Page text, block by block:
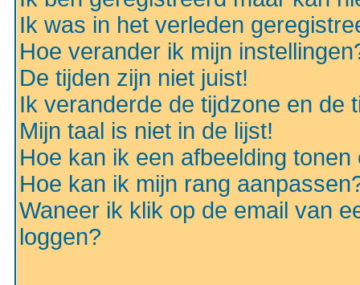
Ik was in het verleden
Hoe verander ik mijn
De tijden zijn niet juist!
Ik veranderde de tijdzone en de
Mijn taal is niet in de lijst!
Hoe kan ik een afbeelding
Hoe kan ik mijn rang
Waneer ik klik op de email van
loggen?